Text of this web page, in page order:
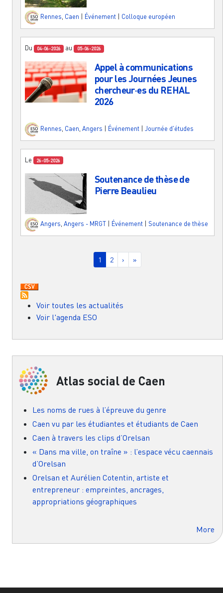
Rennes, Caen Événement Colloque européen
Du 04-06-2026 au 05-06-2026
Appel à communications
pour les Journées Jeunes
chercheur·es du REHAL
2026
Rennes Caen Angers Événement Journée d'études
Le 26-05-2026
Soutenance de thèse de
Pierre Beaulieu
Angers Angers - MRGT Événement Soutenance de thèse
Page courante
1 Page
2 Page suivante
› Dernière page
»
Voir toutes les actualités
Voir l'agenda ESO
Atlas social de Caen
Les noms de rues à l’épreuve du genre
Caen vu par les étudiantes et étudiants de Caen
Caen à travers les clips d’Orelsan
« Dans ma ville, on traîne » : l’espace vécu caennais
d’Orelsan
Orelsan et Aurélien Cotentin, artiste et
entrepreneur : empreintes, ancrages,
appropriations géographiques
More